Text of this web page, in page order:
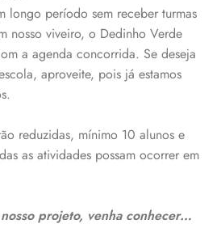
longo período sem receber turmas
nosso viveiro, o Dedinho Verde
a agenda concorrida. Se deseja
aproveite, pois já estamos
reduzidas, mínimo 10 alunos e
as atividades possam ocorrer em
projeto, venha conhecer…